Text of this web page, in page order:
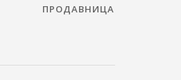
ПРОДАВНИЦА